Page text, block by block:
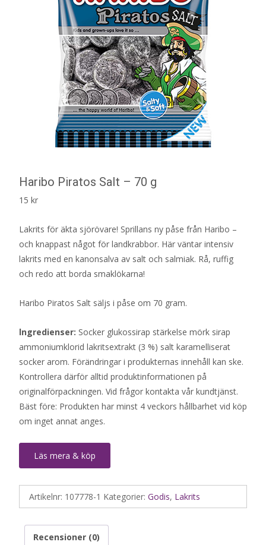
Haribo Piratos Salt – 70 g
15 kr
Lakrits för äkta sjörövare! Sprillans ny påse från Haribo –
och knappast något för landkrabbor. Här väntar intensiv
lakrits med en kanonsalva av salt och salmiak. Rå, ruffig
och redo att borda smaklökarna!
Haribo Piratos Salt säljs i påse om 70 gram.
lngredienser: Socker glukossirap stärkelse mörk sirap
ammoniumklorid lakritsextrakt (3 %) salt karamelliserat
socker arom. Förändringar i produkternas innehåll kan ske.
Kontrollera därför alltid produktinformationen på
originalförpackningen. Vid frågor kontakta vår kundtjänst.
Bäst före: Produkten har minst 4 veckors hållbarhet vid köp
om inget annat anges.
Läs mera & köp
Artikelnr: 107778-1 Kategorier: Godis, Lakrits
Recensioner (0)